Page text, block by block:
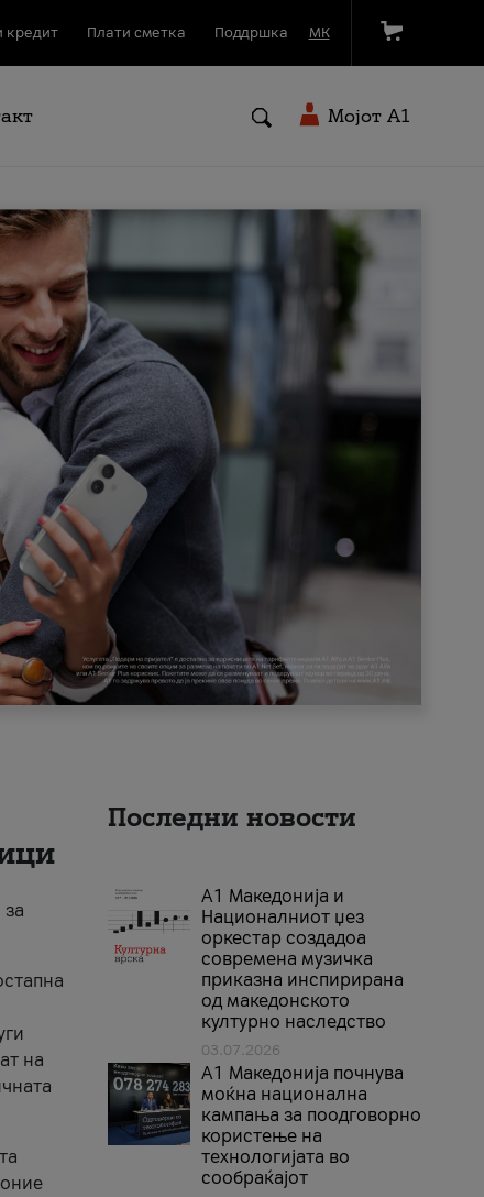
кредит Плати сметка Поддршка МК
Мојот A1
на
Последни новости
А1 Македонија и
Националниот џез
оркестар создадоа
современа музичка
приказна инспирирана
од македонското
културно наследство
03.07.2026
A1 Македонија почнува
моќна национална
кампања за поодговорно
користење на
технологијата во
сообраќајот